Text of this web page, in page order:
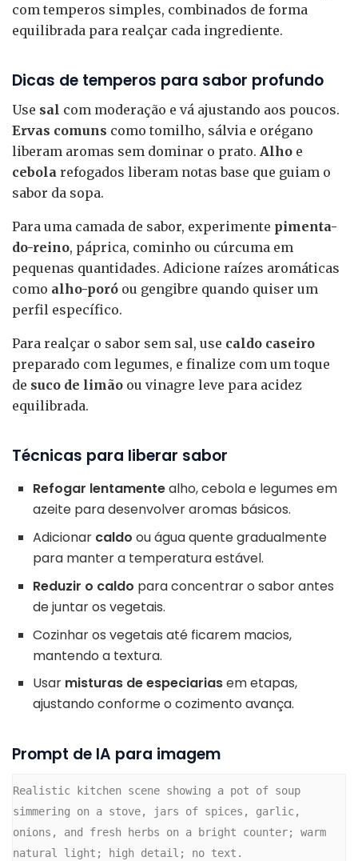
com temperos simples, combinados de forma
equilibrada para realçar cada ingrediente.
Dicas de temperos para sabor profundo
Use sal com moderação e vá ajustando aos poucos.
Ervas comuns como tomilho, sálvia e orégano
liberam aromas sem dominar o prato. Alho e
cebola refogados liberam notas base que guiam o
sabor da sopa.
Para uma camada de sabor, experimente pimenta-
do-reino, páprica, cominho ou cúrcuma em
pequenas quantidades. Adicione raízes aromáticas
como alho-poró ou gengibre quando quiser um
perfil específico.
Para realçar o sabor sem sal, use caldo caseiro
preparado com legumes, e finalize com um toque
de suco de limão ou vinagre leve para acidez
equilibrada.
Técnicas para liberar sabor
Refogar lentamentealho, cebola e legumes em
azeite para desenvolver aromas básicos.
Adicionar caldo ou água quente gradualmente
para manter a temperatura estável.
Reduzir o caldo para concentrar o sabor antes
de juntar os vegetais.
Cozinhar os vegetais até ficarem macios,
mantendo a textura.
Usar misturas de especiariasem etapas,
ajustando conforme o cozimento avança.
Prompt de IA para imagem
Realistic kitchen scene showing a pot of soup
simmering on a stove, jars of spices, garlic,
onions, and fresh herbs on a bright counter; warm
natural light; high detail; no text.